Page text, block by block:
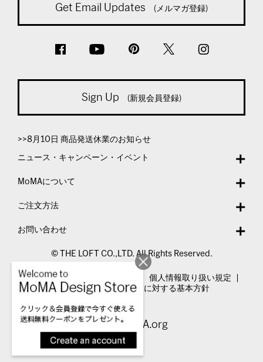
Get Email Updates (メルマガ登録)
Sign Up (新規会員登録)
>>8月10日 商品発送休業のお知らせ
ニュース・キャンペーン・イベント
MoMAについて
ご注文方法
お問い合わせ
© THE LOFT CO.,LTD. All Rights Reserved.
特定商取引法表示
個人情報取り扱い規定
カスタマーハラスメントに対する基本方針
Visit MoMA.org